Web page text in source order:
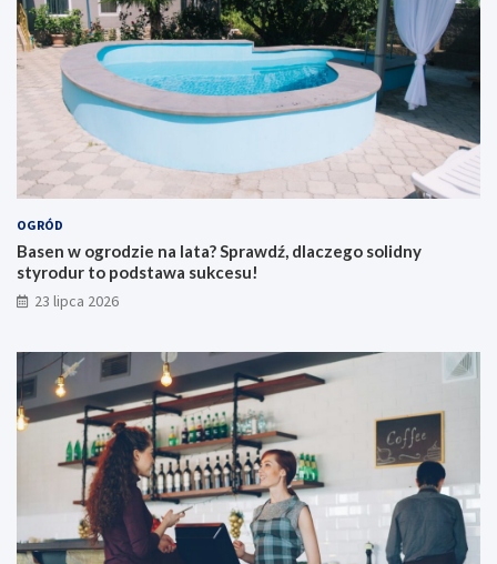
OGRÓD
Basen w ogrodzie na lata? Sprawdź, dlaczego solidny
styrodur to podstawa sukcesu!
23 lipca 2026